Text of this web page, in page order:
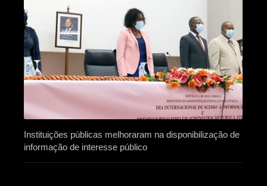
Instituições públicas melhoraram na disponibilização de
informação de interesse público